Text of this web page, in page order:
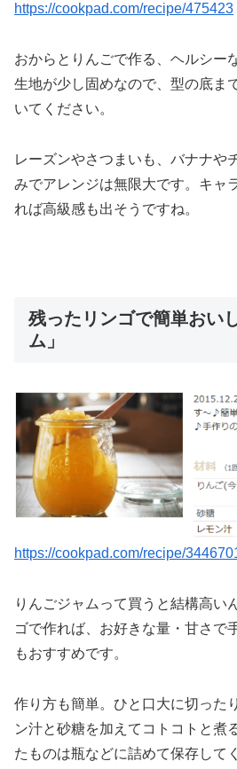
https://cookpad.com/recipe/475423
おからとりんごで作る、ヘルシー
生地が少し固めなので、型の底ま
いてください。
レーズンやさつまいも、バナナや
みでアレンジは無限大です。キャ
れば高級感も出そうですね。
残ったリンゴで簡単おい
ム」
https://cookpad.com/recipe/
りんごジャムって買うと結構高い
ゴで作れば、お好きな量・甘さで
もおすすめです。
作り方も簡単。ひと口大に切った
ン汁と砂糖を加えてコトコトと煮
たものは瓶などに詰めて保存して